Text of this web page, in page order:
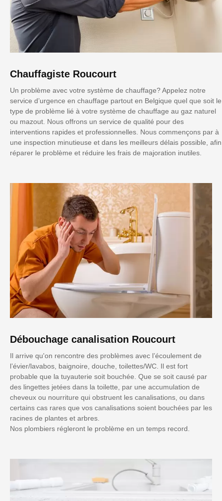
Chauffagiste Roucourt
Un problème avec votre système de chauffage? Appelez notre
service d’urgence en chauffage partout en Belgique quel que soit le
type de problème lié à votre système de chauffage au gaz naturel
ou mazout. Nous offrons un service de qualité pour des
interventions rapides et professionnelles. Nous commençons par à
une inspection minutieuse et dans les meilleurs délais possible, afin
réparer le problème et réduire les frais de majoration inutiles.
Débouchage canalisation Roucourt
Il arrive qu'on rencontre des problèmes avec l’écoulement de
l’évier/lavabos, baignoire, douche, toilettes/WC. Il est fort
probable que la tuyauterie soit bouchée. Que se soit causé par
des lingettes jetées dans la toilette, par une accumulation de
cheveux ou nourriture qui obstruent les canalisations, ou dans
certains cas rares que vos canalisations soient bouchées par les
racines de plantes et arbres.
Nos plombiers régleront le problème en un temps record.